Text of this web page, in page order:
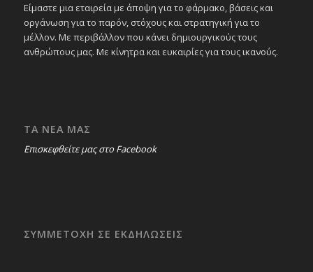
Είμαστε μια εταιρεία με άποψη για το φάρμακο, βάσεις και
οργάνωση για το παρόν, στόχους και στρατηγική για το
μέλλον. Με περιβάλλον που κάνει δημιουργικούς τους
ανθρώπους μας. Με κίνητρα και ευκαιρίες για τους ικανούς.
ΤΑ ΝΕΑ ΜΑΣ
Επισκεφθείτε μας στο Facebook
ΣΥΜΜΕΤΟΧΗ ΣΕ ΕΚΔΗΛΩΣΕΙΣ